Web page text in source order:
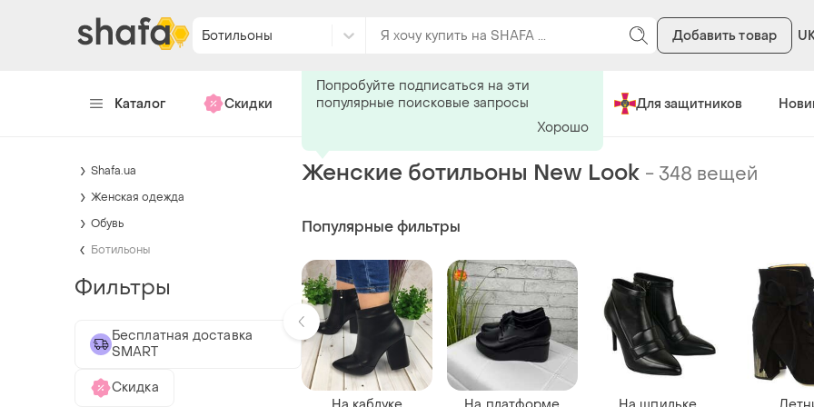
Ботильоны Добавить товар
Каталог Скидки Хендмейд Сделано в Украине Для защитников
Женские ботильоны New Look - 348 вещей
Популярные фильтры
Попробуйте подписаться на эти
популярные поисковые запросы
Хорошо
Shafa.ua
Женская одежда
Обувь
Ботильоны
Фильтры
Бесплатная доставка
SMART
Скидка